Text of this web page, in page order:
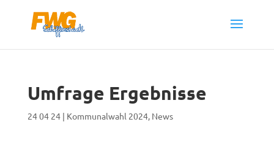
Umfrage Ergebnisse
24 04 24| Kommunalwahl 2024, News